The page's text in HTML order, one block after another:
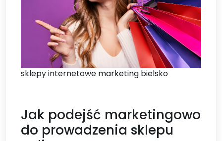
sklepy internetowe marketing bielsko
Jak podejść marketingowo
do prowadzenia sklepu